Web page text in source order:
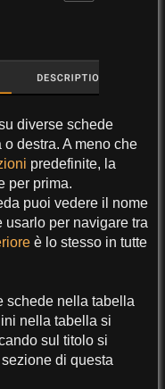
diverse schede
destra. A meno che
predefinite, la
per prima.
puoi vedere il nome
per navigare tra
è lo stesso in tutte
schede nella tabella
nella tabella si
sul titolo si
di questa